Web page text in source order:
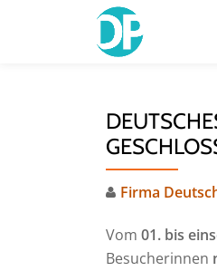
Firma
Vom 01. bis
Besucherinnen